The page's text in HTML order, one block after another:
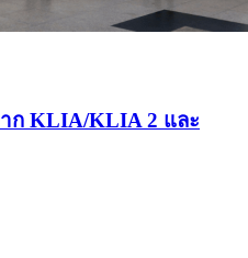
ก KLIA/KLIA 2 และ